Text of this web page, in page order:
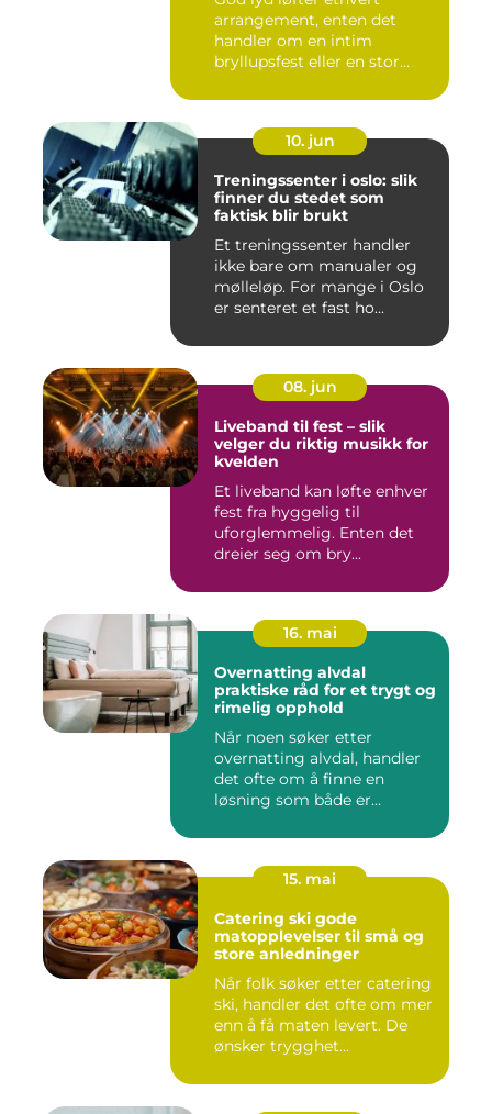
arrangement, enten det
handler om en intim
bryllupsfest eller en stor
10. jun
Treningssenter i oslo: slik
finner du stedet som
faktisk blir brukt
Et treningssenter handler
ikke bare om manualer og
mølleløp. For mange i Oslo
er senteret et fast ho...
08. jun
Liveband til fest – slik
velger du riktig musikk for
kvelden
Et liveband kan løfte enhver
fest fra hyggelig til
uforglemmelig. Enten det
dreier seg om bry...
16. mai
Overnatting alvdal
praktiske råd for et trygt og
rimelig opphold
Når noen søker etter
overnatting alvdal, handler
det ofte om å finne en
løsning som både er
15. mai
Catering ski gode
matopplevelser til små og
store anledninger
Når folk søker etter catering
ski, handler det ofte om mer
enn å få maten levert. De
ønsker trygghet...